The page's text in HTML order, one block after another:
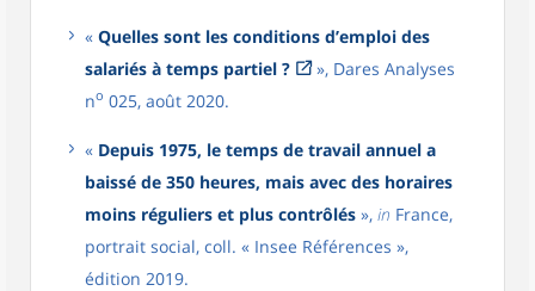
« Quelles sont les conditions d’emploi des
salariés à temps partiel ?
», Dares Analyses
no 025, août 2020.
« Depuis 1975, le temps de travail annuel a
baissé de 350 heures, mais avec des horaires
moins réguliers et plus contrôlés », in France,
portrait social, coll. « Insee Références »,
édition 2019.